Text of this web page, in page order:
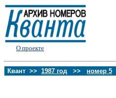
О проекте
Квант >> 1987 год >> номер 5